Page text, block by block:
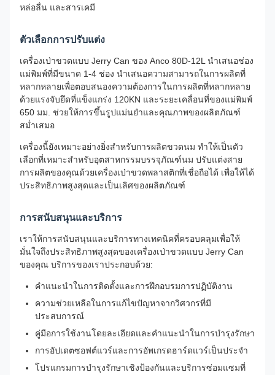
หล่อลื่น และสารเคมี
ตัวเลือกการปรับแต่ง
เครื่องเป่าขวดแบบ Jerry Can ของ Anco 80D-12L นำเสนอช่อง
แม่พิมพ์ที่มีขนาด 1-4 ช่อง นำเสนอความสามารถในการผลิตที่
หลากหลายเพื่อตอบสนองความต้องการในการผลิตที่หลากหลาย
ด้วยแรงจับยึดที่แข็งแกร่ง 120KN และระยะเคลื่อนที่ของแม่พิมพ์
650 มม. ช่วยให้การขึ้นรูปแม่นยำและคุณภาพของผลิตภัณฑ์
สม่ำเสมอ
เครื่องนี้ยังเหมาะอย่างยิ่งสำหรับการผลิตขวดนม ทำให้เป็นตัว
เลือกที่เหมาะสำหรับอุตสาหกรรมบรรจุภัณฑ์นม ปรับแต่งสาย
การผลิตของคุณด้วยเครื่องเป่าขวดพลาสติกที่เชื่อถือได้ เพื่อให้ได้
ประสิทธิภาพสูงสุดและเป็นเลิศของผลิตภัณฑ์
การสนับสนุนและบริการ
เราให้การสนับสนุนและบริการทางเทคนิคที่ครอบคลุมเพื่อให้
มั่นใจถึงประสิทธิภาพสูงสุดของเครื่องเป่าขวดแบบ Jerry Can
ของคุณ บริการของเราประกอบด้วย:
คำแนะนำในการติดตั้งและการฝึกอบรมการปฏิบัติงาน
ความช่วยเหลือในการแก้ไขปัญหาจากวิศวกรที่มี
ประสบการณ์
คู่มือการใช้งานโดยละเอียดและคำแนะนำในการบำรุงรักษา
การอัปเดตซอฟต์แวร์และการอัพเกรดฮาร์ดแวร์เป็นประจำ
โปรแกรมการบำรุงรักษาเชิงป้องกันและบริการซ่อมแซมที่